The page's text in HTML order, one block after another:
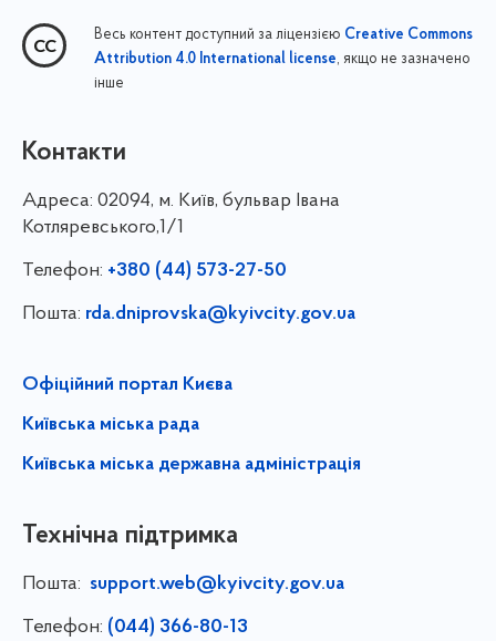
Весь контент доступний за ліцензією Creative Commons
Attribution 4.0 International license, якщо не зазначено
інше
Контакти
Адреса: 02094, м. Київ, бульвар Івана
Котляревського,1/1
Телефон: +380 (44) 573-27-50
Пошта: rda.dniprovska@kyivcity.gov.ua
Офіційний портал Києва
Київська міська рада
Київська міська державна адміністрація
Технічна підтримка
Пошта: support.web@kyivcity.gov.ua
Телефон: (044) 366-80-13